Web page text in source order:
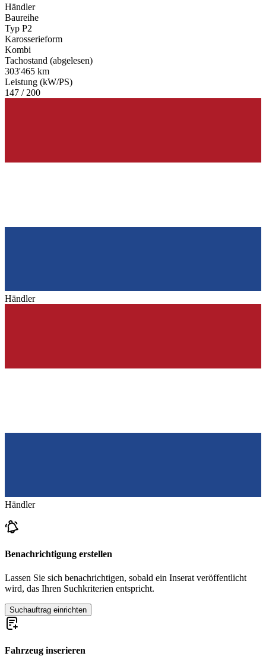
Händler
Baureihe
Typ P2
Karosserieform
Kombi
Tachostand (abgelesen)
303'465 km
Leistung (kW/PS)
147 / 200
Händler
Händler
Benachrichtigung erstellen
Lassen Sie sich benachrichtigen, sobald ein Inserat veröffentlicht
wird, das Ihren Suchkriterien entspricht.
Suchauftrag einrichten
Fahrzeug inserieren